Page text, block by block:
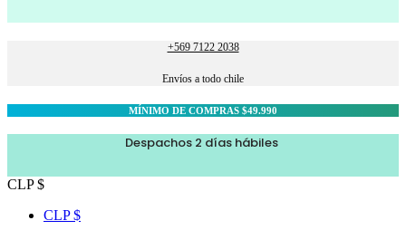
+569 7122 2038
Envíos a todo chile
MÍNIMO DE COMPRAS $49.990
Despachos 2 días hábiles
CLP $
CLP $